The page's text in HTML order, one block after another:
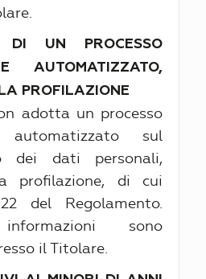
DI UN PROCESSO
AUTOMATIZZATO,
PROFILAZIONE
adotta un processo
automatizzato sul
dei dati personali,
profilazione, di cui
del Regolamento.
sono
il Titolare.